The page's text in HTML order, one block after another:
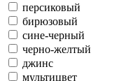
персиковый
бирюзовый
сине-черный
черно-желтый
джинс
мультицвет